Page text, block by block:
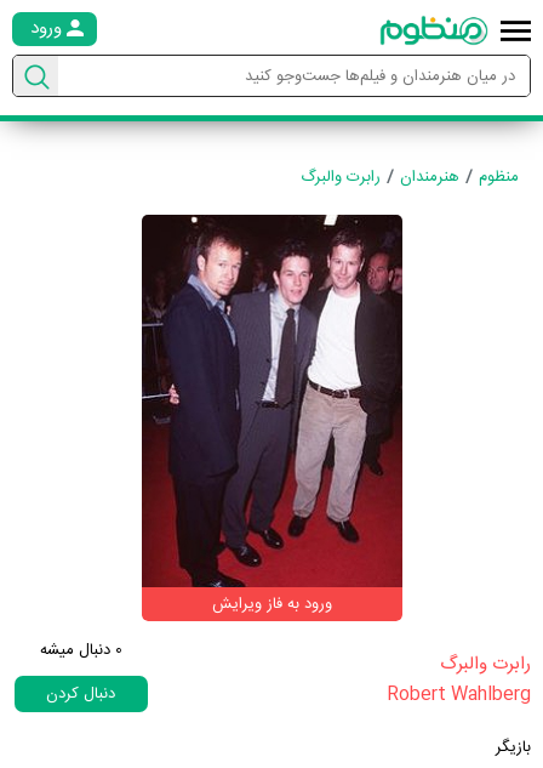
ورود
منظوم هنرمندان رابرت والبرگ
ورود به فاز ویرایش
‏رابرت والبرگ‏
Robert Wahlberg
0 دنبال میشه
دنبال کردن
بازیگر